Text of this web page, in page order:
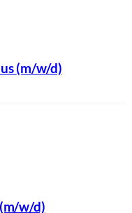
(m/w/d)
(m/w/d)